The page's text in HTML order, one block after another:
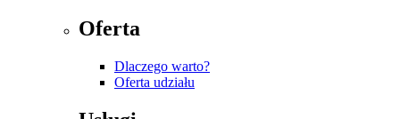
Oferta
Dlaczego warto?
Oferta udziału